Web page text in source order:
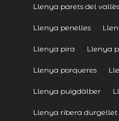
Llenya parets del vallès
Llenya penelles
Llenya pira Llenya
Llenya porqueres
Llenya puigdàlber
Llenya ribera durgellet